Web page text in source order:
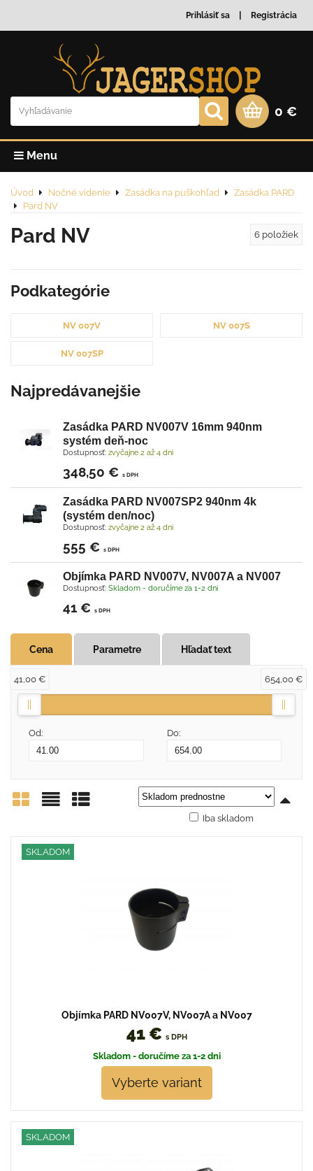
Prihlásiť sa Registrácia
0 €
Menu
Úvod Nočné videnie Zasádka na puškohľad
Zasádka PARD
Pard NV
Pard NV 6 položiek
Podkategórie
NV 007V NV 007S
NV 007SP
Najpredávanejšie
Zasádka PARD NV007V 16mm 940nm
systém deň-noc
Dostupnosť: zvyčajne 2 až 4 dni
348,50 € s DPH
Zasádka PARD NV007SP2 940nm 4k
(systém den/noc)
Dostupnosť: zvyčajne 2 až 4 dni
555 € s DPH
Objímka PARD NV007V, NV007A a NV007
Dostupnosť: Skladom - doručíme za 1-2 dni
41 € s DPH
Cena Parametre Hľadať text
Od: Do:
41,00 € 654,00 €
Iba skladom
SKLADOM
Objímka PARD NV007V, NV007A a NV007
41 € s DPH
Skladom - doručíme za 1-2 dni
Vyberte variant
SKLADOM